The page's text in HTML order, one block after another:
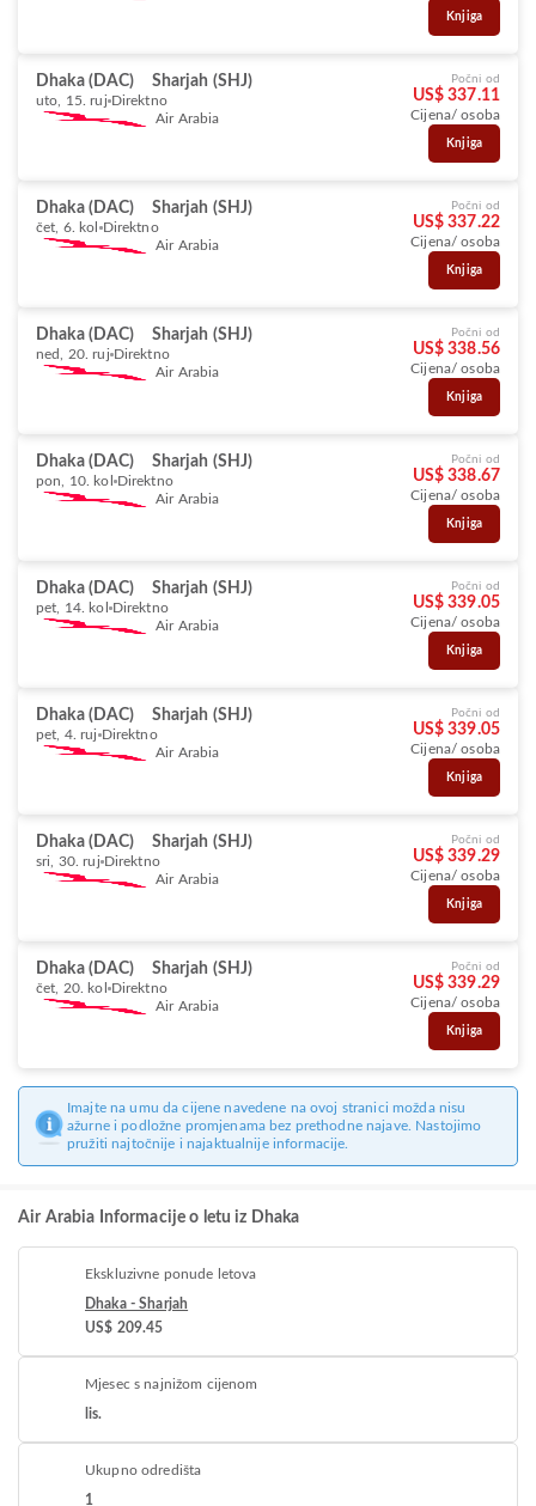
Knjiga
Dhaka (DAC) Sharjah (SHJ)
uto, 15. ruj Direktno
Air Arabia
Počni od
US$ 337.11
Cijena/ osoba
Knjiga
Dhaka (DAC) Sharjah (SHJ)
čet, 6. kol Direktno
Air Arabia
Počni od
US$ 337.22
Cijena/ osoba
Knjiga
Dhaka (DAC) Sharjah (SHJ)
ned, 20. ruj Direktno
Air Arabia
Počni od
US$ 338.56
Cijena/ osoba
Knjiga
Dhaka (DAC) Sharjah (SHJ)
pon, 10. kol Direktno
Air Arabia
Počni od
US$ 338.67
Cijena/ osoba
Knjiga
Dhaka (DAC) Sharjah (SHJ)
pet, 14. kol Direktno
Air Arabia
Počni od
US$ 339.05
Cijena/ osoba
Knjiga
Dhaka (DAC) Sharjah (SHJ)
pet, 4. ruj Direktno
Air Arabia
Počni od
US$ 339.05
Cijena/ osoba
Knjiga
Dhaka (DAC) Sharjah (SHJ)
sri, 30. ruj Direktno
Air Arabia
Počni od
US$ 339.29
Cijena/ osoba
Knjiga
Dhaka (DAC) Sharjah (SHJ)
čet, 20. kol Direktno
Air Arabia
Počni od
US$ 339.29
Cijena/ osoba
Knjiga
Imajte na umu da cijene navedene na ovoj stranici možda nisu
ažurne i podložne promjenama bez prethodne najave. Nastojimo
pružiti najtočnije i najaktualnije informacije.
Air Arabia Informacije o letu iz Dhaka
Ekskluzivne ponude letova
Dhaka - Sharjah
US$ 209.45
Mjesec s najnižom cijenom
lis.
Ukupno odredišta
1